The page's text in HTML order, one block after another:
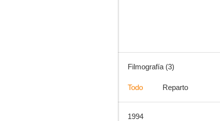
Filmografía (3)
Todo Reparto
1994